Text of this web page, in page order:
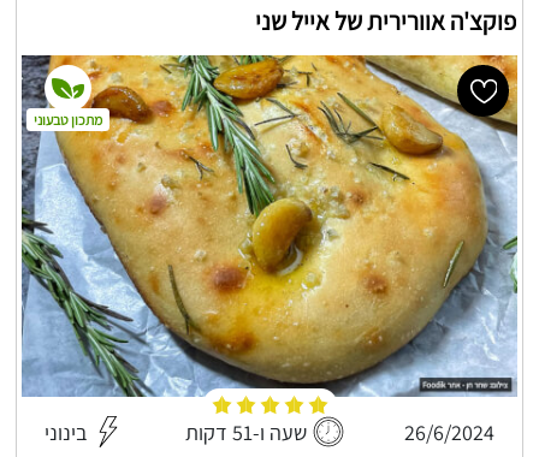
פוקצ'ה אוורירית של אייל שני
26/6/2024 שעה ו-51 דקות בינוני
מתכון טבעוני